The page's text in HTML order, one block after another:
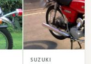
SUZUKI